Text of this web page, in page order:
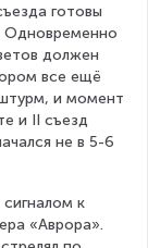
готовы
Одновременно
должен
все ещё
и момент
и II съезд
не в 5-6
к
«Аврора».